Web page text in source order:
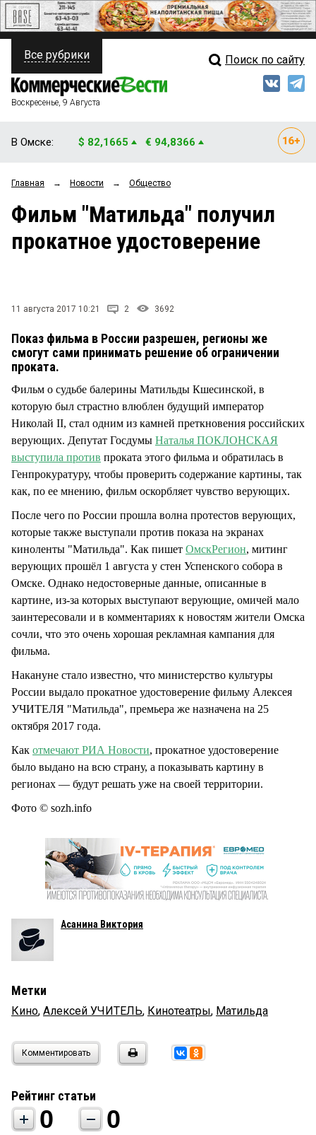
ПОЛИТИКА
ФИНАНСЫ
ОБЩЕСТВО
ЗАКОН
НОВОСТИ КОМПАНИЙ
СТИЛЬ ЖИЗНИ
Свежий выпуск
Рейтинги
Блоги
Все рубрики Поиск по сайту
Воскресенье, 9 Августа
В Омске: $ 82,1665 € 94,8366
Главная → Новости → Общество
Фильм "Матильда" получил
прокатное удостоверение
11 августа 2017 10:21 2 3692
Показ фильма в России разрешен, регионы же
смогут сами принимать решение об ограничении
проката.
Фильм о судьбе балерины Матильды Кшесинской, в
которую был страстно влюблен будущий император
Николай II, стал одним из камней преткновения российских
верующих. Депутат Госдумы Наталья ПОКЛОНСКАЯ
выступила против проката этого фильма и обратилась в
Генпрокуратуру, чтобы проверить содержание картины, так
как, по ее мнению, фильм оскорбляет чувство верующих.
После чего по России прошла волна протестов верующих,
которые также выступали против показа на экранах
киноленты "Матильда". Как пишет ОмскРегион, митинг
верующих прошёл 1 августа у стен Успенского собора в
Омске. Однако недостоверные данные, описанные в
картине, из-за которых выступают верующие, омичей мало
заинтересовали и в комментариях к новостям жители Омска
сочли, что это очень хорошая рекламная кампания для
фильма.
Накануне стало известно, что министерство культуры
России выдало прокатное удостоверение фильму Алексея
УЧИТЕЛЯ "Матильда", премьера же назначена на 25
октября 2017 года.
Как отмечают РИА Новости, прокатное удостоверение
было выдано на всю страну, а показывать картину в
регионах — будут решать уже на своей территории.
Фото © sozh.info
Асанина Виктория
Метки
Кино, Алексей УЧИТЕЛЬ, Кинотеатры, Матильда
Комментировать
Рейтинг статьи
0 0